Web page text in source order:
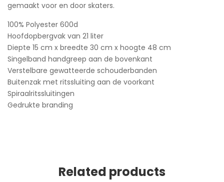
gemaakt voor en door skaters.
100% Polyester 600d
Hoofdopbergvak van 21 liter
Diepte 15 cm x breedte 30 cm x hoogte 48 cm
Singelband handgreep aan de bovenkant
Verstelbare gewatteerde schouderbanden
Buitenzak met ritssluiting aan de voorkant
Spiraalritssluitingen
Gedrukte branding
Related products